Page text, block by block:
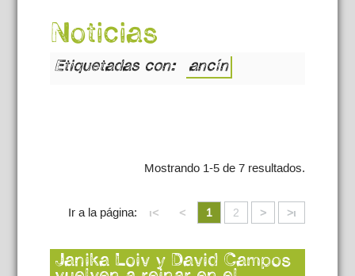
Noticias
Etiquetadas con: ancín
Mostrando 1-5 de 7 resultados.
Ir a la página: ι< < 1 2 > >ι
Janika Loiv y David Campos